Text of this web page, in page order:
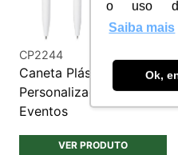
o uso
Saiba mais
Ok,
CP2244
Caneta Plástica
Personalizada para
Eventos
VER PRODUTO